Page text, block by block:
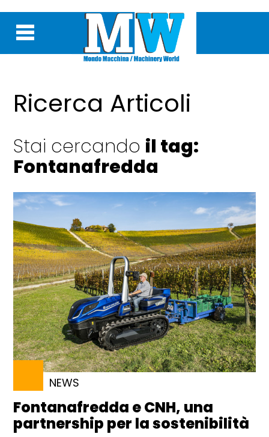
Ricerca Articoli
Stai cercando il tag:
Fontanafredda
NEWS
Fontanafredda e CNH, una
partnership per la sostenibilità